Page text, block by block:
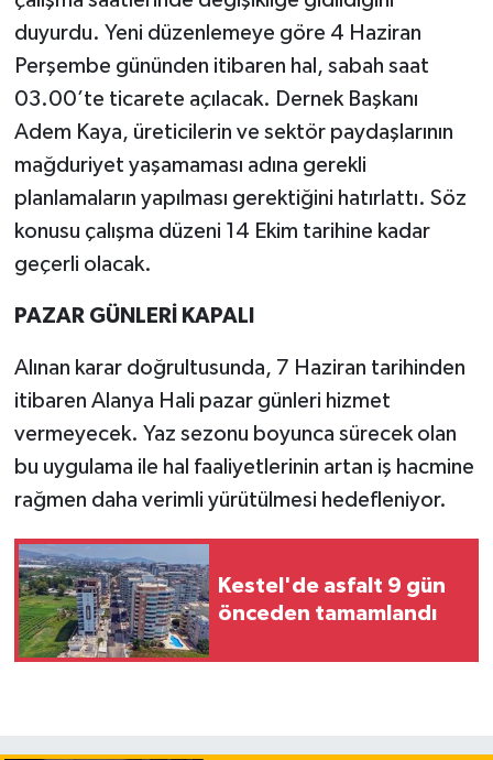
duyurdu. Yeni düzenlemeye göre 4 Haziran
Perşembe gününden itibaren hal, sabah saat
03.00’te ticarete açılacak. Dernek Başkanı
Adem Kaya, üreticilerin ve sektör paydaşlarının
mağduriyet yaşamaması adına gerekli
planlamaların yapılması gerektiğini hatırlattı. Söz
konusu çalışma düzeni 14 Ekim tarihine kadar
geçerli olacak.
PAZAR GÜNLERİ KAPALI
Alınan karar doğrultusunda, 7 Haziran tarihinden
itibaren Alanya Hali pazar günleri hizmet
vermeyecek. Yaz sezonu boyunca sürecek olan
bu uygulama ile hal faaliyetlerinin artan iş hacmine
rağmen daha verimli yürütülmesi hedefleniyor.
Kestel'de asfalt 9 gün
önceden tamamlandı